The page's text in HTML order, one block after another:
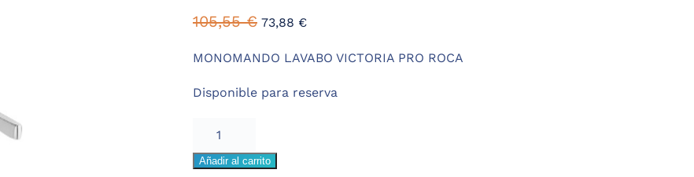
105,55€ El
original
105,55 €.
73,88 €El
actual
73,88 €.
MONOMANDO LAVABO VICTORIA PRO ROCA
Disponible para reserva
PRO
Añadir al carrito